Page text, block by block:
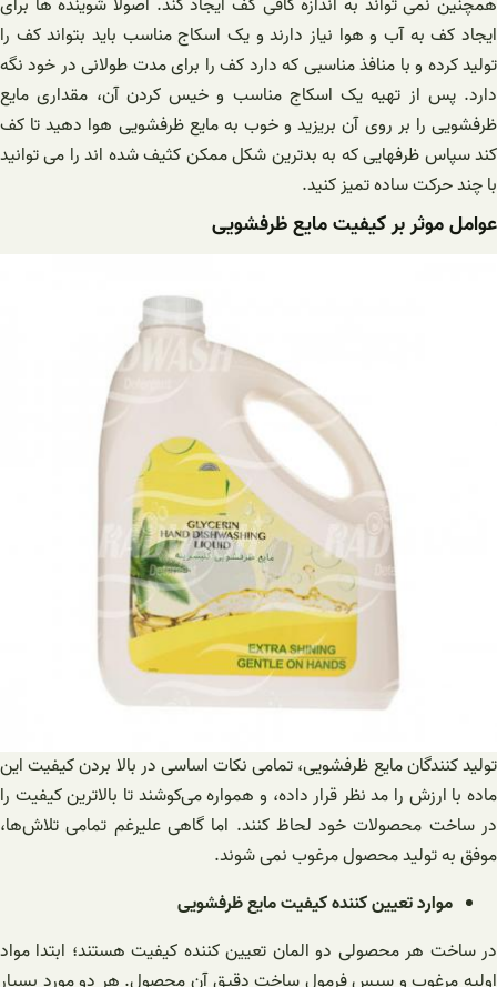
ایجاد کف به آب و هوا نیاز دارند و یک اسکاج مناسب باید بتواند کف را
تولید کرده و با منافذ مناسبی که دارد کف را برای مدت طولانی در خود نگه
دارد. پس از تهیه یک اسکاج مناسب و خیس کردن آن، مقداری مایع
ظرفشویی را بر روی آن بریزید و خوب به مایع ظرفشویی هوا دهید تا کف
کند سپاس ظرفهایی که به بدترین شکل ممکن کثیف شده اند را می توانید
با چند حرکت ساده تمیز کنید.
عوامل موثر بر کیفیت مایع ظرفشویی
تولید کنندگان مایع ظرفشویی، تمامی نکات اساسی در بالا بردن کیفیت این
ماده با ارزش را مد نظر قرار داده، و همواره می‌کوشند تا بالاترین کیفیت را
در ساخت محصولات خود لحاظ کنند. اما گاهی علیرغم تمامی تلاش‌ها،
موفق به تولید محصول مرغوب نمی شوند.
موارد تعیین کننده کیفیت مایع ظرفشویی
در ساخت هر محصولی دو المان تعیین کننده کیفیت هستند؛ ابتدا مواد